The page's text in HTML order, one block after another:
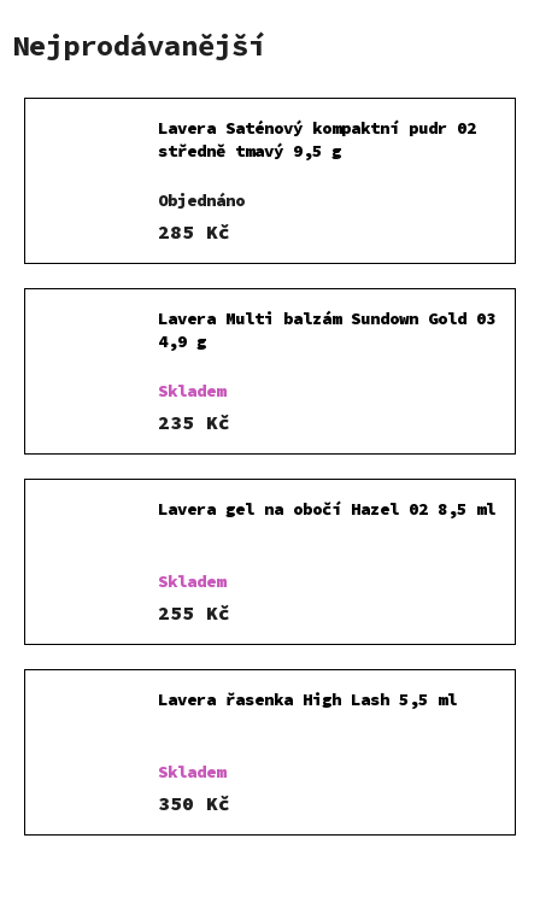
Nejprodávanější
Lavera Saténový kompaktní pudr 02
středně tmavý 9,5 g
Objednáno
285 Kč
Lavera Multi balzám Sundown Gold 03
4,9 g
Skladem
235 Kč
Lavera gel na obočí Hazel 02 8,5 ml
Skladem
255 Kč
Lavera řasenka High Lash 5,5 ml
Skladem
350 Kč